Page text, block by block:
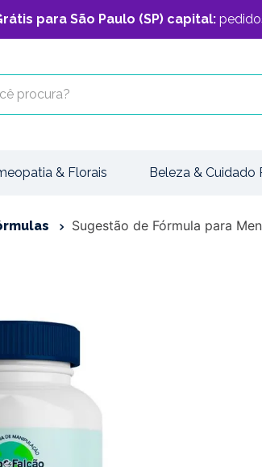
para São Paulo (SP) capital:
& Florais Beleza & Cuidado
Sugestão de Fórmula para